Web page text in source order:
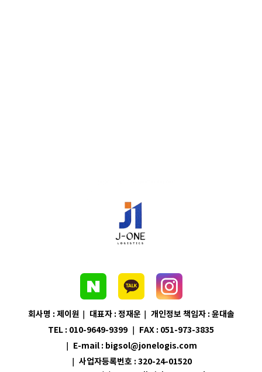
회사명 : 제이원｜ 대표자 : 정재운｜ 개인정보 책임자 : 윤대솔
TEL : 010-9649-9399
｜ FAX : 051-973-3835
｜ E-mail : bigsol@jonelogis.com
｜ 사업자등록번호 : 320-24-01520